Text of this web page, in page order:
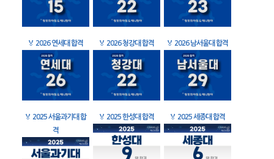
🏅 2026 연세대 합격 🏅 2026 청강대 합격 🏅 2026 남서울대 합격
🏅 2025 서울과기대 합
격
🏅 2025 한성대 합격 🏅 2025 세종대 합격